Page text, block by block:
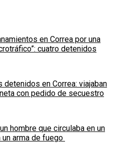
en Correa por una
cuatro detenidos
detenidos en Correa: viajaban
con pedido de secuestro
hombre que circulaba en un
arma de fuego